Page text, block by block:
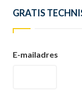
GRATIS
E-mailadres